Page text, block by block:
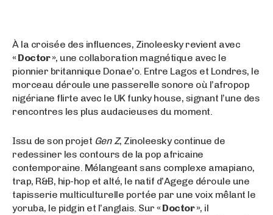
À la croisée des influences, Zinoleesky revient avec
« Doctor », une collaboration magnétique avec le
pionnier britannique Donae’o. Entre Lagos et Londres, le
morceau déroule une passerelle sonore où l’afropop
nigériane flirte avec le UK funky house, signant l’une des
rencontres les plus audacieuses du moment.
Issu de son projet Gen Z, Zinoleesky continue de
redessiner les contours de la pop africaine
contemporaine. Mélangeant sans complexe amapiano,
trap, R&B, hip-hop et alté, le natif d’Agege déroule une
tapisserie multiculturelle portée par une voix mêlant le
yoruba, le pidgin et l’anglais. Sur « Doctor », il